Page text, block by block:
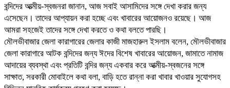
বন্দিদের আত্মীয়-স্বজনরা জানান, আজ সবাই আসামিদের সঙ্গে দেখা করার জন্য
এসেছেন। তাদের আপ্যায়ন করা হচ্ছে এবং খাবারের আয়োজনও রয়েছে। আজ
আমরা সহজেই তাদের সঙ্গে দেখা করতে ও কথা বলতে পারছি।
মৌলভীবাজার জেলা কারাগারের জেলার কাজী মাজহারুল ইসলাম বলেন, মৌলভীবাজার
জেলা কারাগারে আটক বন্দিদের জন্য ঈদের বিশেষ খাবারের আয়োজন, জামাতে নামাজ
আদায়ের ব্যবস্থা এবং প্রতিটি বন্দির জন্য একবার করে আত্মীয়-স্বজনের সঙ্গে
সাক্ষাত, সরকারী মোবাইলে কথা বলা, বাড়ি হতে রান্না করা খাবার খাওয়ার সুযোগসহ